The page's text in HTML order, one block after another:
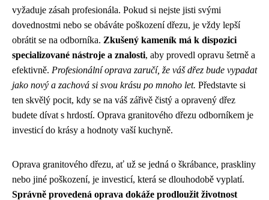
vyžaduje zásah profesionála. Pokud si nejste jisti svými
dovednostmi nebo se obáváte poškození dřezu, je vždy lepší
obrátit se na odborníka. Zkušený kameník má k dispozici
specializované nástroje a znalosti, aby provedl opravu šetrně a
efektivně. Profesionální oprava zaručí, že váš dřez bude vypadat
jako nový a zachová si svou krásu po mnoho let. Představte si
ten skvělý pocit, kdy se na váš zářivě čistý a opravený dřez
budete dívat s hrdostí. Oprava granitového dřezu odborníkem je
investicí do krásy a hodnoty vaší kuchyně.
Oprava granitového dřezu, ať už se jedná o škrábance, praskliny
nebo jiné poškození, je investicí, která se dlouhodobě vyplatí.
Správně provedená oprava dokáže prodloužit životnost